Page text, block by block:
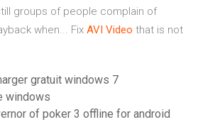
groups of people complain of
when... Fix AVI Video that is not
gratuit windows 7
windows
of poker 3 offline for android